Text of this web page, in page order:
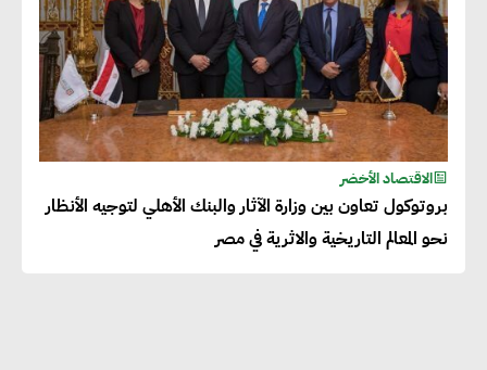
الاقتصاد الأخضر
بروتوكول تعاون بين وزارة الآثار والبنك الأهلي لتوجيه الأنظار
نحو المعالم التاريخية والاثرية في مصر